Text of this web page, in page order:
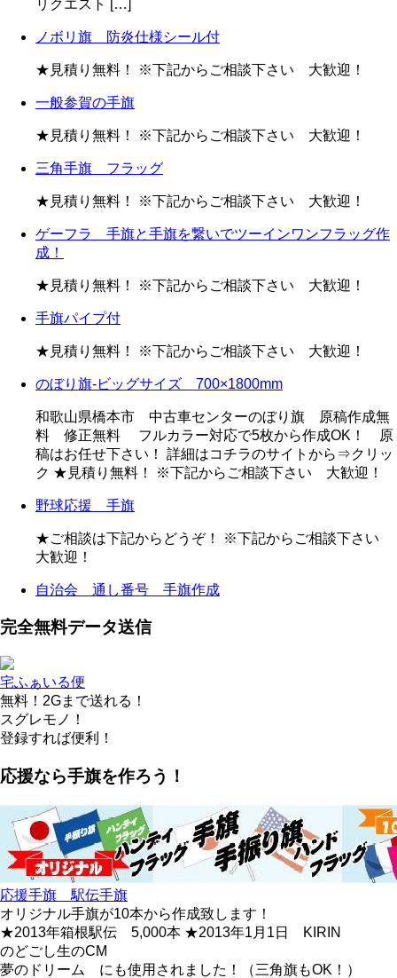
リクエスト […]
ノボリ旗 防炎仕様シール付
★見積り無料！ ※下記からご相談下さい 大歓迎！
一般参賀の手旗
★見積り無料！ ※下記からご相談下さい 大歓迎！
三角手旗 フラッグ
★見積り無料！ ※下記からご相談下さい 大歓迎！
ゲーフラ 手旗と手旗を繋いでツーインワンフラッグ作
成！
★見積り無料！ ※下記からご相談下さい 大歓迎！
手旗パイプ付
★見積り無料！ ※下記からご相談下さい 大歓迎！
のぼり旗-ビッグサイズ 700×1800mm
和歌山県橋本市 中古車センターのぼり旗 原稿作成無
料 修正無料 フルカラー対応で5枚から作成OK！ 原
稿はお任せ下さい！ 詳細はコチラのサイトから⇒クリッ
ク ★見積り無料！ ※下記からご相談下さい 大歓迎！
野球応援 手旗
★ご相談は下記からどうぞ！ ※下記からご相談下さい
大歓迎！
自治会 通し番号 手旗作成
完全無料データ送信
宅ふぁいる便
無料！2Gまで送れる！
スグレモノ！
登録すれば便利！
応援なら手旗を作ろう！
応援手旗 駅伝手旗
オリジナル手旗が10本から作成致します！
★2013年箱根駅伝 5,000本 ★2013年1月1日 KIRIN
のどごし生のCM
夢のドリーム にも使用されました！（三角旗もOK！）